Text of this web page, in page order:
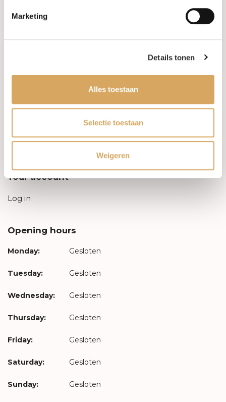
Marketing
Details tonen
Alles toestaan
Selectie toestaan
Weigeren
Leveringsvoorwaarden
Privacy Policy
Your account
Log in
Opening hours
Monday: Gesloten
Tuesday: Gesloten
Wednesday: Gesloten
Thursday: Gesloten
Friday: Gesloten
Saturday: Gesloten
Sunday: Gesloten